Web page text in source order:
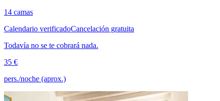
14 camas
Calendario verificadoCancelación gratuita
Todavía no se te cobrará nada.
35 €
pers./noche (aprox.)